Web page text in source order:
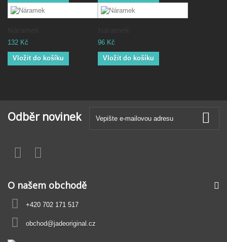
132 Kč
Vložit do košíku
96 Kč
Vložit do košíku
Odběr novinek
O našem obchodě
+420 702 171 517
obchod@jadeoriginal.cz